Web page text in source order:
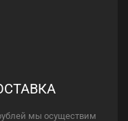
мы осуществим